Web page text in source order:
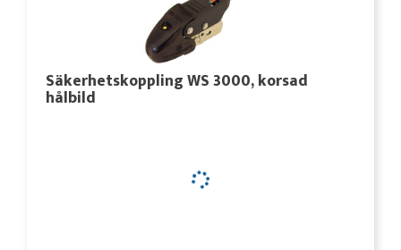
Säkerhetskoppling WS 3000, korsad
hålbild